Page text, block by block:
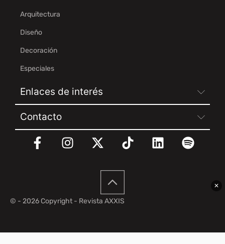
✕
Arquitectura
Diseño
Decoración
Especiales
Enlaces de interés
Contacto
© - 2026 Copyright - Revista AXXIS